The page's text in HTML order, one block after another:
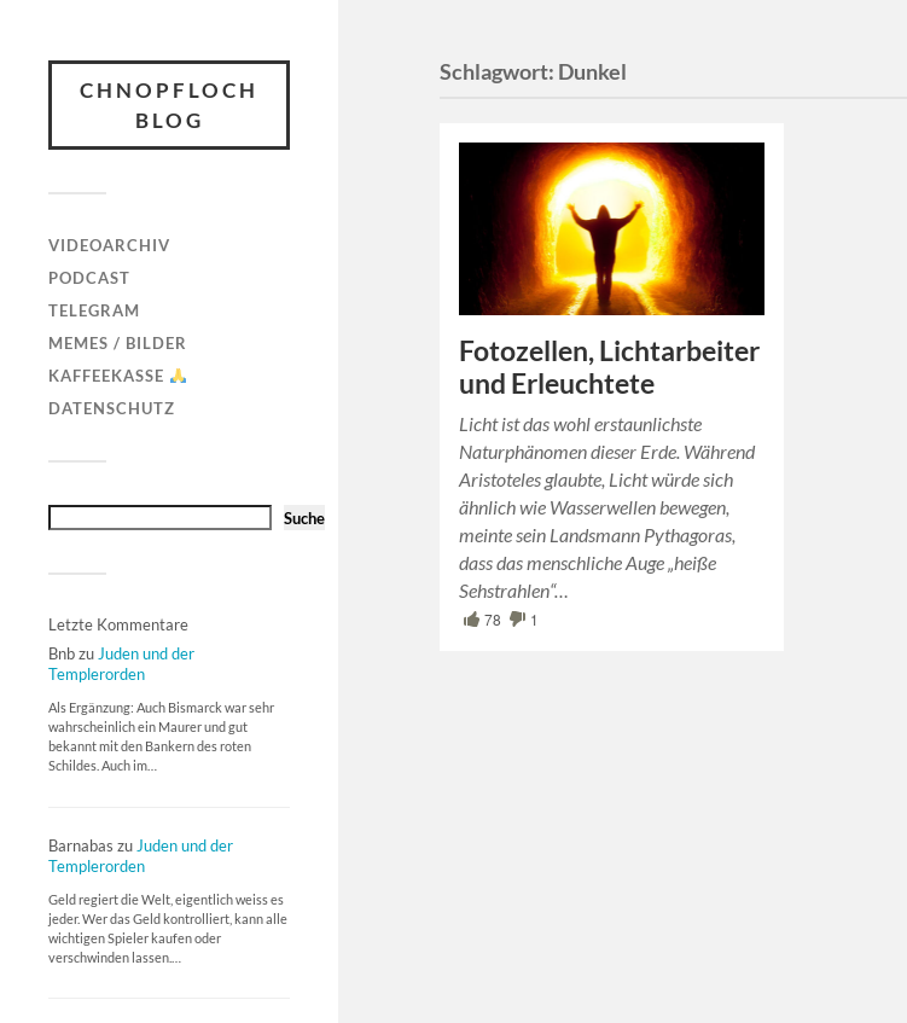
CHNOPFLOCH
BLOG
VIDEOARCHIV
PODCAST
TELEGRAM
MEMES / BILDER
KAFFEEKASSE
DATENSCHUTZ
Suche
Letzte Kommentare
Bnbzu Juden und der
Templerorden
Als Ergänzung: Auch Bismarck war sehr
wahrscheinlich ein Maurer und gut
bekannt mit den Bankern des roten
Schildes. Auch im…
Barnabas zu Juden und der
Templerorden
Geld regiert die Welt, eigentlich weiss es
jeder. Wer das Geld kontrolliert, kann alle
wichtigen Spieler kaufen oder
verschwinden lassen.…
Schlagwort: Dunkel
Fotozellen, Lichtarbeiter
und Erleuchtete
Licht ist das wohl erstaunlichste
Naturphänomen dieser Erde. Während
Aristoteles glaubte, Licht würde sich
ähnlich wie Wasserwellen bewegen,
meinte sein Landsmann Pythagoras,
dass das menschliche Auge „heiße
Sehstrahlen“…
78 1